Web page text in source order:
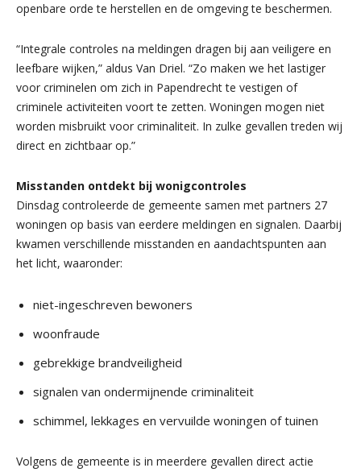
openbare orde te herstellen en de omgeving te beschermen.
“Integrale controles na meldingen dragen bij aan veiligere en
leefbare wijken,” aldus Van Driel. “Zo maken we het lastiger
voor criminelen om zich in Papendrecht te vestigen of
criminele activiteiten voort te zetten. Woningen mogen niet
worden misbruikt voor criminaliteit. In zulke gevallen treden wij
direct en zichtbaar op.”
Misstanden ontdekt bij wonigcontroles
Dinsdag controleerde de gemeente samen met partners 27
woningen op basis van eerdere meldingen en signalen. Daarbij
kwamen verschillende misstanden en aandachtspunten aan
het licht, waaronder:
niet-ingeschreven bewoners
woonfraude
gebrekkige brandveiligheid
signalen van ondermijnende criminaliteit
schimmel, lekkages en vervuilde woningen of tuinen
Volgens de gemeente is in meerdere gevallen direct actie